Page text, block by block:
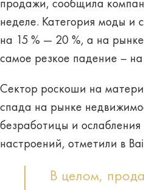
продажи, сообщила
неделе. Категория моды и
на 15 % — 20 %, а на
самое резкое падение –
Сектор роскоши на
спада на рынке
безработицы и ослабления
настроений, отметили в
В целом,